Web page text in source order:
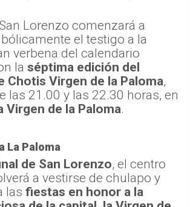
Lorenzo comenzará a
el testigo a la
verbena del calendario
la séptima edición del
Chotis Virgen de la Paloma,
las 21.00 y las 22.30 horas, en
Virgen de la Paloma.
La Paloma
de San Lorenzo, el centro
a vestirse de chulapo y
las fiestas en honor a la